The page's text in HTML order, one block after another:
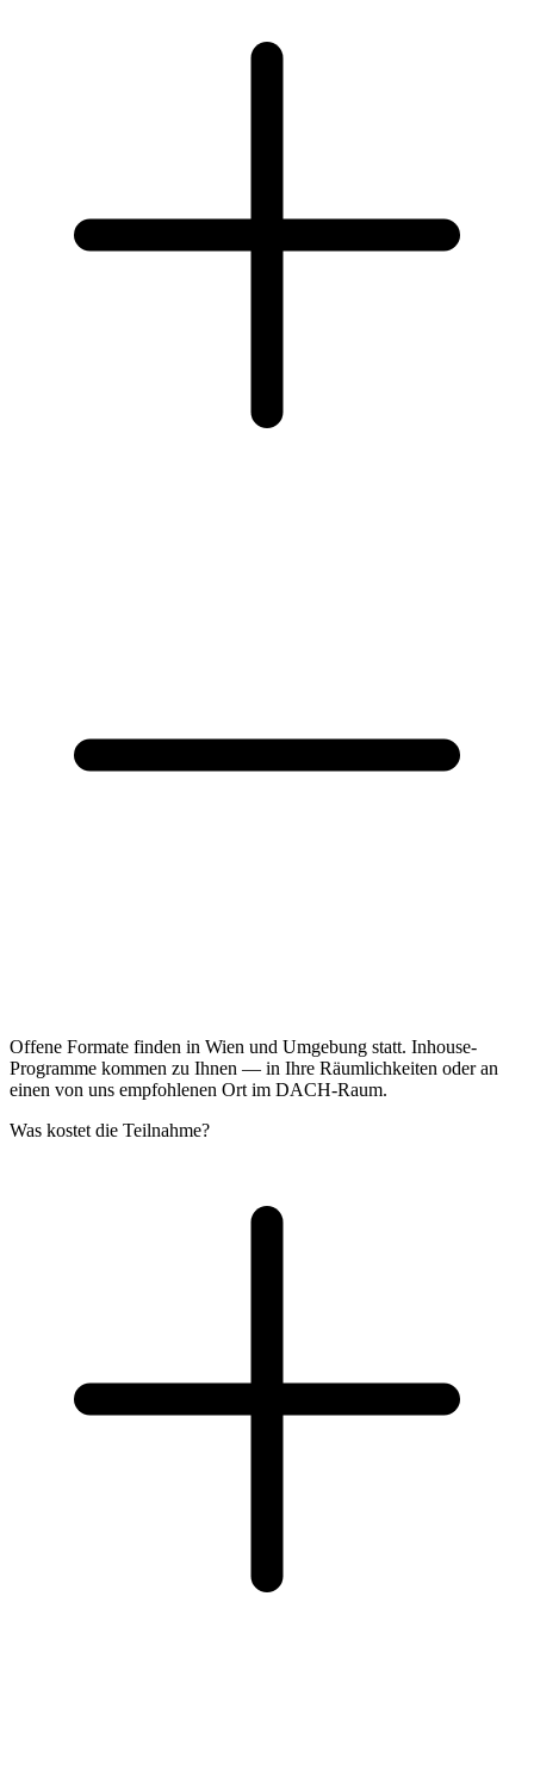
Offene Formate finden in Wien und Umgebung statt. Inhouse-
Programme kommen zu Ihnen — in Ihre Räumlichkeiten oder an
einen von uns empfohlenen Ort im DACH-Raum.
Was kostet die Teilnahme?